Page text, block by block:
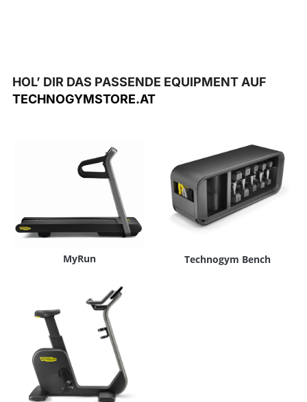
HOL’ DIR DAS PASSENDE EQUIPMENT AUF
TECHNOGYMSTORE.AT
MyRun Technogym Bench